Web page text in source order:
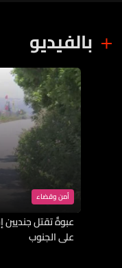
بالفيديو
أمن وقضاء
عبوةٌ تقتل جنديين
على الجنوب